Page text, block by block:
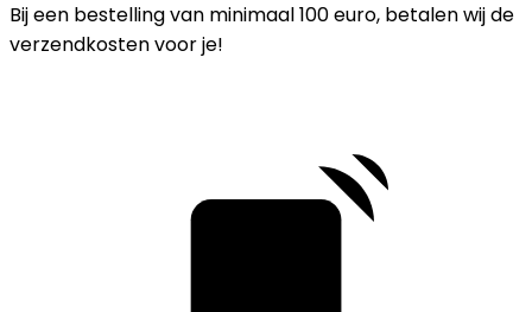
Bij een bestelling van minimaal 100 euro, betalen wij de
verzendkosten voor je!